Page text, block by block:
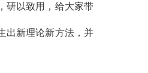
研以致用，给大家带
出新理论新方法，并